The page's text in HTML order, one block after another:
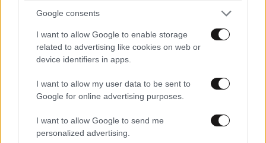
Google consents
I want to allow Google to enable storage
related to advertising like cookies on web or
device identifiers in apps.
I want to allow my user data to be sent to
Google for online advertising purposes.
I want to allow Google to send me
personalized advertising.
Η απαγωγή και δολοφονία του Μάριου